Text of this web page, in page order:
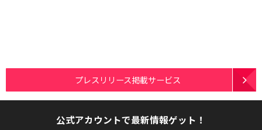
プレスリリース掲載サービス
公式アカウントで最新情報ゲット！